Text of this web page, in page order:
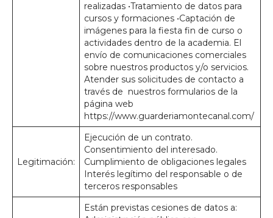
realizadas •Tratamiento de datos para
cursos y formaciones •Captación de
imágenes para la fiesta fin de curso o
actividades dentro de la academia. El
envío de comunicaciones comerciales
sobre nuestros productos y/o servicios.
Atender sus solicitudes de contacto a
través de nuestros formularios de la
página web
https://www.guarderiamontecanal.com/
Legitimación:
Ejecución de un contrato.
Consentimiento del interesado.
Cumplimiento de obligaciones legales
Interés legítimo del responsable o de
terceros responsables
Están previstas cesiones de datos a: